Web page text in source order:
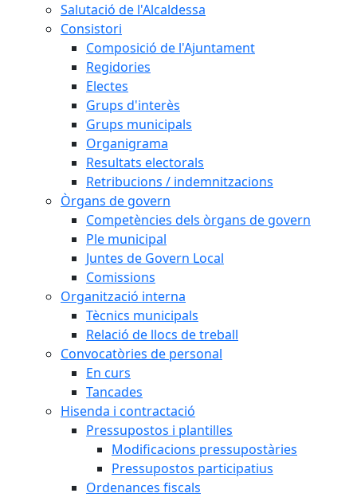
Salutació de l'Alcaldessa
Consistori
Composició de l'Ajuntament
Regidories
Electes
Grups d'interès
Grups municipals
Organigrama
Resultats electorals
Retribucions / indemnitzacions
Òrgans de govern
Competències dels òrgans de govern
Ple municipal
Juntes de Govern Local
Comissions
Organització interna
Tècnics municipals
Relació de llocs de treball
Convocatòries de personal
En curs
Tancades
Hisenda i contractació
Pressupostos i plantilles
Modificacions pressupostàries
Pressupostos participatius
Ordenances fiscals